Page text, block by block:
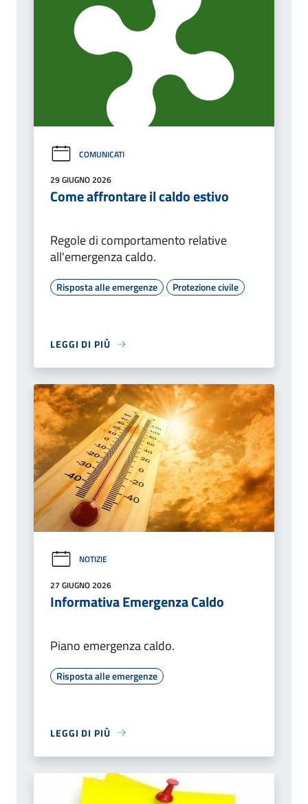
COMUNICATI
29 GIUGNO 2026
Come affrontare il caldo estivo
Regole di comportamento relative
all'emergenza caldo.
Risposta alle emergenze Protezione civile
LEGGI DI PIÙ
NOTIZIE
27 GIUGNO 2026
Informativa Emergenza Caldo
Piano emergenza caldo.
Risposta alle emergenze
LEGGI DI PIÙ